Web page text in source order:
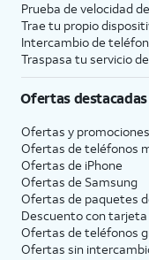
Prueba de velocidad
Trae tu propio
Intercambio de
Traspasa tu servicio
Ofertas destacadas
Ofertas y
Ofertas de teléfonos
Ofertas de iPhone
Ofertas de Samsung
Ofertas de paquetes
Descuento con
Ofertas de teléfonos
Ofertas sin